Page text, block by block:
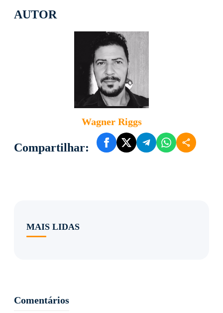
AUTOR
Wagner Riggs
Compartilhar:
MAIS LIDAS
Comentários